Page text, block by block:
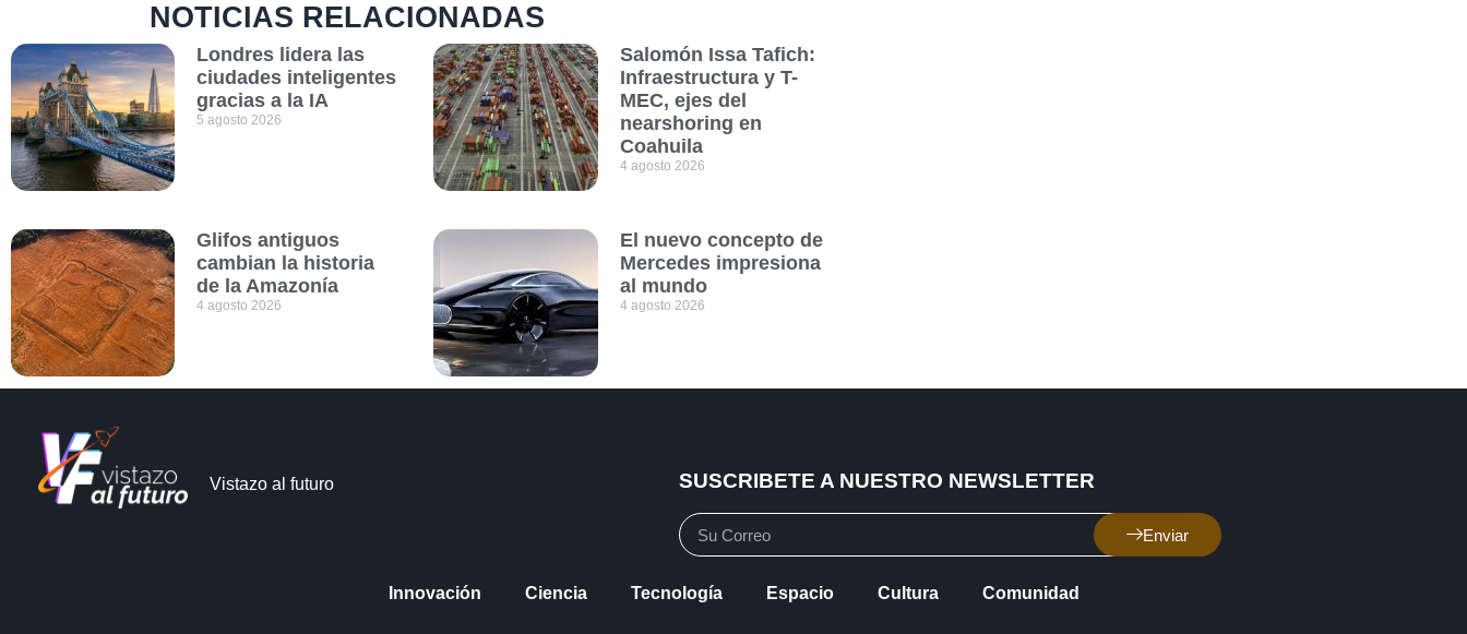
NOTICIAS RELACIONADAS
Londres lidera las
ciudades inteligentes
gracias a la IA
5 agosto 2026
Salomón Issa Tafich:
Infraestructura y T-
MEC, ejes del
nearshoring en
Coahuila
4 agosto 2026
Glifos antiguos
cambian la historia
de la Amazonía
4 agosto 2026
El nuevo concepto de
Mercedes impresiona
al mundo
4 agosto 2026
Vistazo al futuro SUSCRIBETE A NUESTRO NEWSLETTER
Enviar
Innovación Ciencia Tecnología Espacio Cultura Comunidad